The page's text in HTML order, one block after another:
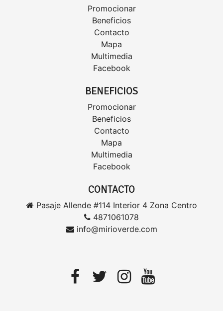
Promocionar
Beneficios
Contacto
Mapa
Multimedia
Facebook
BENEFICIOS
Promocionar
Beneficios
Contacto
Mapa
Multimedia
Facebook
CONTACTO
Pasaje Allende #114 Interior 4 Zona Centro
4871061078
info@mirioverde.com